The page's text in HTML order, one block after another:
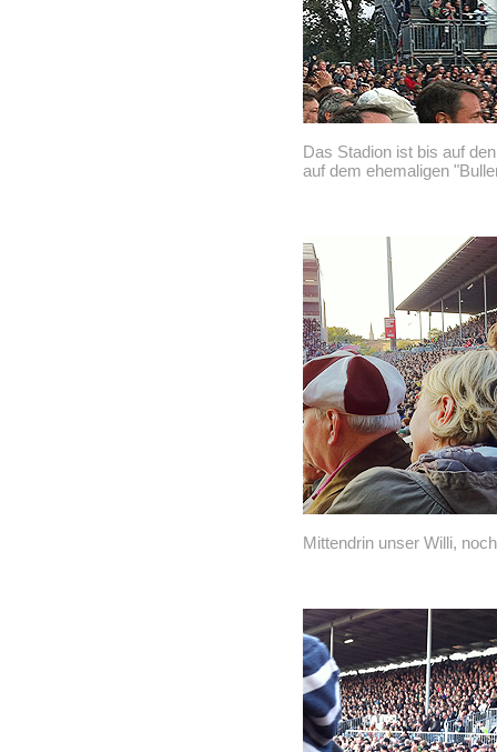
Das Stadion ist bis auf
auf dem ehemaligen
Mittendrin unser Willi,